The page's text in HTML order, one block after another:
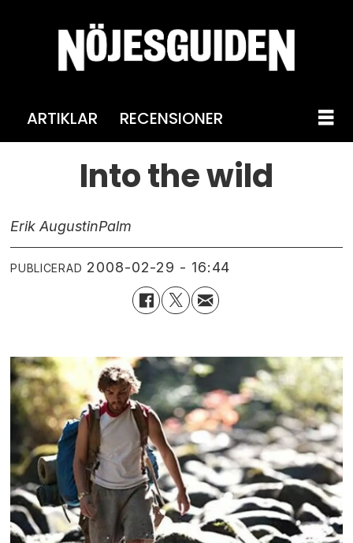
ARTIKLAR RECENSIONER
Into the wild
Erik AugustinPalm
PUBLICERAD 2008-02-29 - 16:44